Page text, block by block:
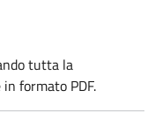
tutta la
formato PDF.